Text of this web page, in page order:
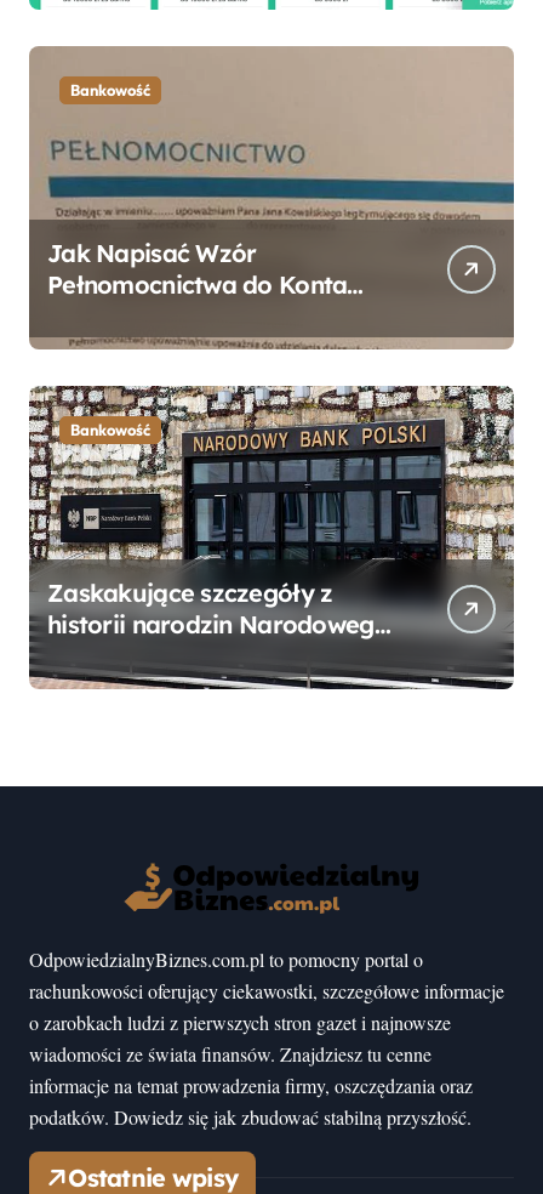
Bankowość
Jak Napisać Wzór
Pełnomocnictwa do Konta
Przewodnik
Bankowość
Zaskakujące szczegóły z
historii narodzin Narodowego
mogłeś nie wiedzieć
OdpowiedzialnyBiznes.com.pl to pomocny portal o
rachunkowości oferujący ciekawostki, szczegółowe informacje
o zarobkach ludzi z pierwszych stron gazet i najnowsze
wiadomości ze świata finansów. Znajdziesz tu cenne
informacje na temat prowadzenia firmy, oszczędzania oraz
podatków. Dowiedz się jak zbudować stabilną przyszłość.
Ostatnie wpisy